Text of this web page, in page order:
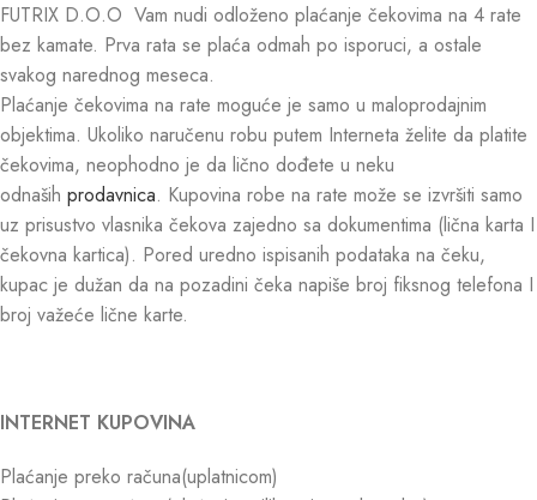
FUTRIX D.O.O Vam nudi odloženo plaćanje čekovima na 4 rate
bez kamate. Prva rata se plaća odmah po isporuci, a ostale
svakog narednog meseca.
Plaćanje čekovima na rate moguće je samo u maloprodajnim
objektima. Ukoliko naručenu robu putem Interneta želite da platite
čekovima, neophodno je da lično dođete u neku
odnaših prodavnica. Kupovina robe na rate može se izvršiti samo
uz prisustvo vlasnika čekova zajedno sa dokumentima (lična karta I
čekovna kartica). Pored uredno ispisanih podataka na čeku,
kupac je dužan da na pozadini čeka napiše broj fiksnog telefona I
broj važeće lične karte.
INTERNET KUPOVINA
Plaćanje preko računa(uplatnicom)